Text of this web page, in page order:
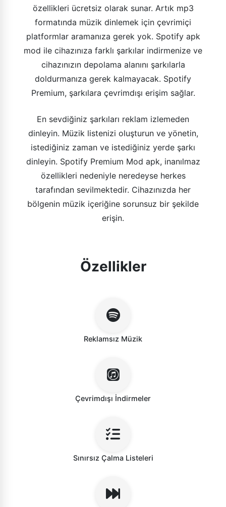
özellikleri ücretsiz olarak sunar. Artık mp3
formatında müzik dinlemek için çevrimiçi
platformlar aramanıza gerek yok. Spotify apk
mod ile cihazınıza farklı şarkılar indirmenize ve
cihazınızın depolama alanını şarkılarla
doldurmanıza gerek kalmayacak. Spotify
Premium, şarkılara çevrimdışı erişim sağlar.
En sevdiğiniz şarkıları reklam izlemeden
dinleyin. Müzik listenizi oluşturun ve yönetin,
istediğiniz zaman ve istediğiniz yerde şarkı
dinleyin. Spotify Premium Mod apk, inanılmaz
özellikleri nedeniyle neredeyse herkes
tarafından sevilmektedir. Cihazınızda her
bölgenin müzik içeriğine sorunsuz bir şekilde
erişin.
Özellikler
Reklamsız Müzik
Çevrimdışı İndirmeler
Sınırsız Çalma Listeleri